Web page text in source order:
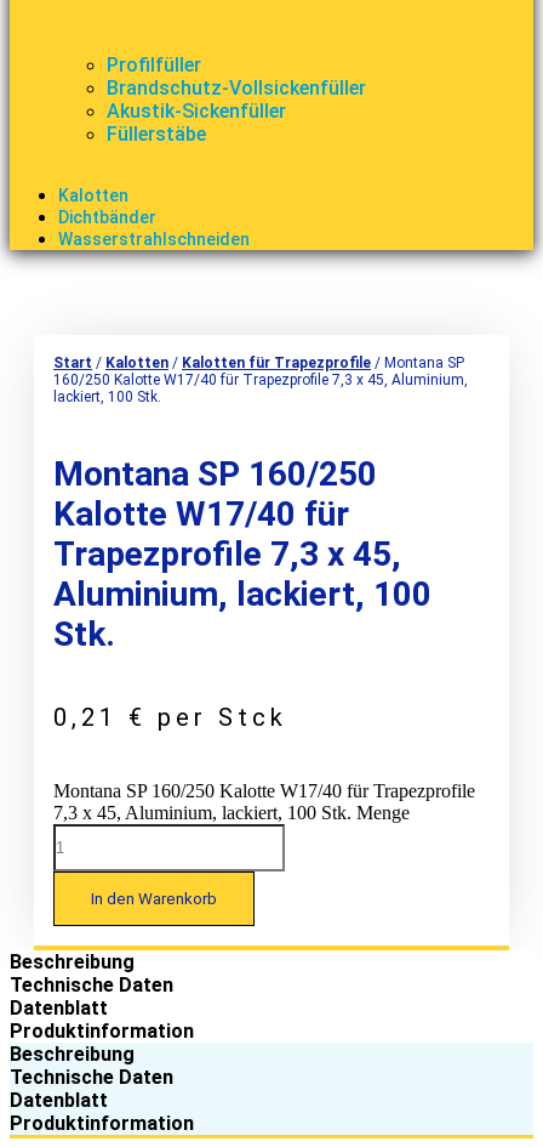
Profilfüller
Brandschutz-Vollsickenfüller
Akustik-Sickenfüller
Füllerstäbe
Kalotten
Dichtbänder
Wasserstrahlschneiden
Start / Kalotten / Kalotten für Trapezprofile / Montana SP
160/250 Kalotte W17/40 für Trapezprofile 7,3 x 45, Aluminium,
lackiert, 100 Stk.
Montana SP 160/250
Kalotte W17/40 für
Trapezprofile 7,3 x 45,
Aluminium, lackiert, 100
Stk.
0,21 € per Stck
Montana SP 160/250 Kalotte W17/40 für Trapezprofile
7,3 x 45, Aluminium, lackiert, 100 Stk. Menge
In den Warenkorb
Beschreibung
Technische Daten
Datenblatt
Produktinformation
Beschreibung
Technische Daten
Datenblatt
Produktinformation